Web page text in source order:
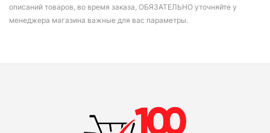
описаний товаров, во время заказа, ОБЯЗАТЕЛЬНО уточняйте у
менеджера магазина важные для вас параметры.